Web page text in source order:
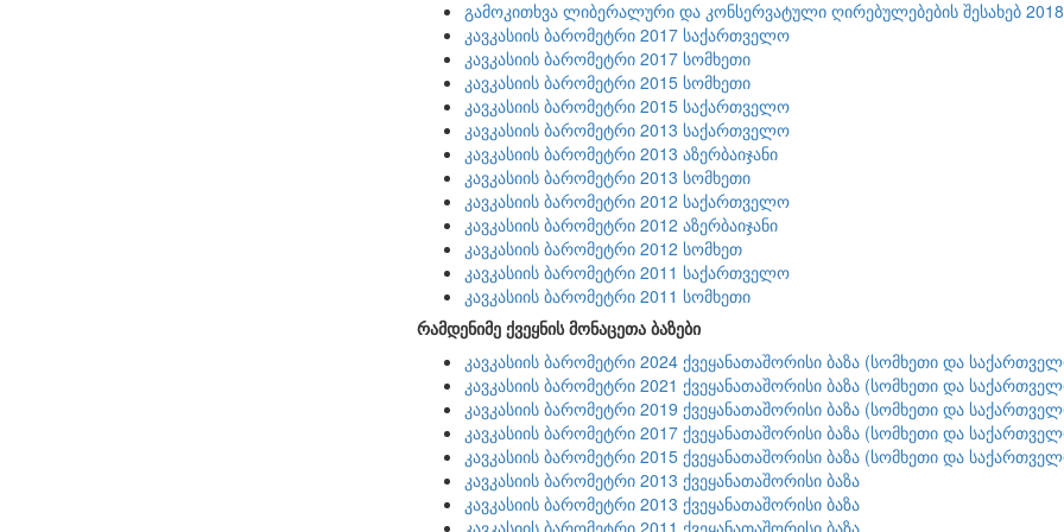
გამოკითხვა ლიბერალური და კონსერვატული ღირებულებების შესახებ 2018
კავკასიის ბარომეტრი 2017 საქართველო
კავკასიის ბარომეტრი 2017 სომხეთი
კავკასიის ბარომეტრი 2015 სომხეთი
კავკასიის ბარომეტრი 2015 საქართველო
კავკასიის ბარომეტრი 2013 საქართველო
კავკასიის ბარომეტრი 2013 აზერბაიჯანი
კავკასიის ბარომეტრი 2013 სომხეთი
კავკასიის ბარომეტრი 2012 საქართველო
კავკასიის ბარომეტრი 2012 აზერბაიჯანი
კავკასიის ბარომეტრი 2012 სომხეთ
კავკასიის ბარომეტრი 2011 საქართველო
კავკასიის ბარომეტრი 2011 სომხეთი
რამდენიმე ქვეყნის მონაცეთა ბაზები
კავკასიის ბარომეტრი 2024 ქვეყანათაშორისი ბაზა (სომხეთი და
კავკასიის ბარომეტრი 2021 ქვეყანათაშორისი ბაზა (სომხეთი და
კავკასიის ბარომეტრი 2019 ქვეყანათაშორისი ბაზა (სომხეთი და
კავკასიის ბარომეტრი 2017 ქვეყანათაშორისი ბაზა (სომხეთი და
კავკასიის ბარომეტრი 2015 ქვეყანათაშორისი ბაზა (სომხეთი და
კავკასიის ბარომეტრი 2013 ქვეყანათაშორისი ბაზა
კავკასიის ბარომეტრი 2013 ქვეყანათაშორისი ბაზა
კავკასიის ბარომეტრი 2011 ქვეყანათაშორისი ბაზა